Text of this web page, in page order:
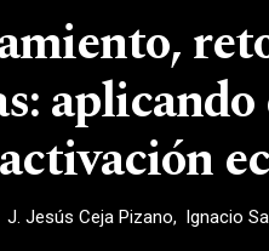
J. Jesús Ceja Pizano Ignacio